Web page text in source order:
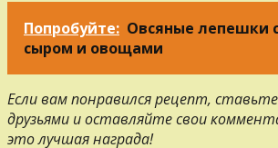
Попробуйте: Овсяные лепешки
сыром и овощами
Если вам понравился рецепт,
друзьями и оставляйте свои
это лучшая награда!